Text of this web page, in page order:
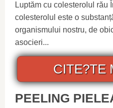
Luptăm cu colesterolul rău
colesterolul este o
organismului nostru, de
asocieri...
CITE?TE
PEELING